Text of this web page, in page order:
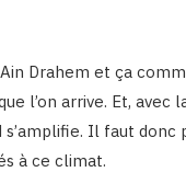
Drahem et ça
l’on arrive. Et, avec
Il faut donc
à ce climat.